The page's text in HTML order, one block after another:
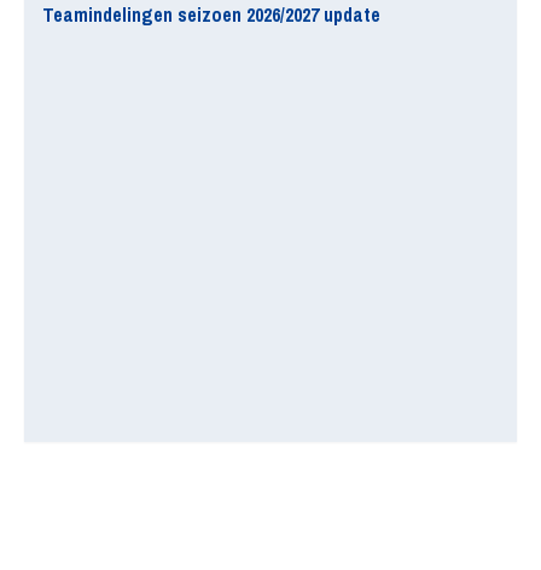
Teamindelingen seizoen 2026/2027 update